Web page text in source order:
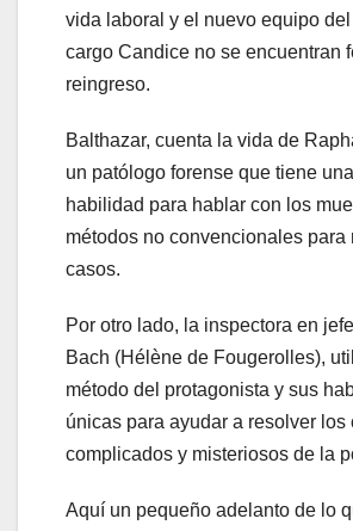
vida laboral y el nuevo equipo
cargo Candice no se encuentran
reingreso.
Balthazar, cuenta la vida de
un patólogo forense que tiene
habilidad para hablar con los
métodos no convencionales para
casos.
Por otro lado, la inspectora en
Bach (Hélène de Fougerolles),
método del protagonista y sus
únicas para ayudar a resolver los
complicados y misteriosos de la
Aquí un pequeño adelanto de lo